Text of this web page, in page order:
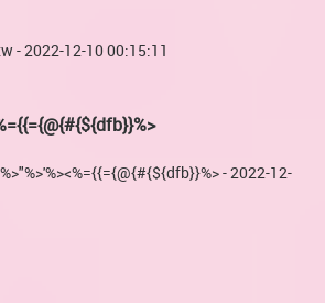
- 2022-12-10 00:15:11
- 2022-12-